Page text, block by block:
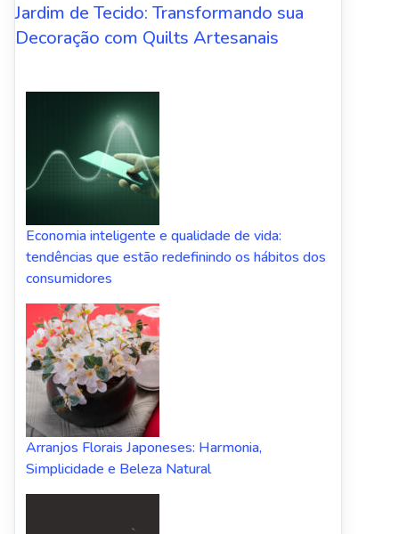
Jardim de Tecido: Transformando sua
Decoração com Quilts Artesanais
Economia inteligente e qualidade de vida:
tendências que estão redefinindo os hábitos dos
consumidores
Arranjos Florais Japoneses: Harmonia,
Simplicidade e Beleza Natural